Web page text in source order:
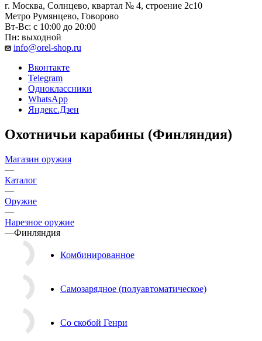
г. Москва, Солнцево, квартал № 4, строение 2с10
Метро Румянцево, Говорово
Вт-Вс: с 10:00 до 20:00
Пн: выходной
info@orel-shop.ru
Вконтакте
Telegram
Одноклассники
WhatsApp
Яндекс.Дзен
Охотничьи карабины (Финляндия)
Магазин оружия
—
Каталог
—
Оружие
—
Нарезное оружие
—Финляндия
Комбинированное
Самозарядное (полуавтоматическое)
Со скобой Генри